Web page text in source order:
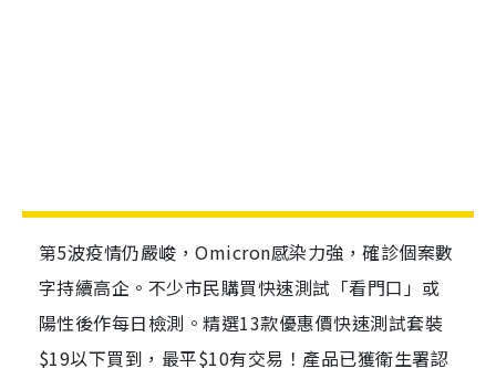
第5波疫情仍嚴峻，Omicron感染力強，確診個案數
字持續高企。不少市民購買快速測試「看門口」或
陽性後作每日檢測。精選13款優惠價快速測試套裝
$19以下買到，最平$10有交易！產品已獲衛生署認